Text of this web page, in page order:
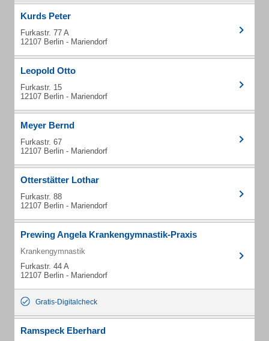
Kurds Peter
Furkastr. 77 A
12107 Berlin - Mariendorf
Leopold Otto
Furkastr. 15
12107 Berlin - Mariendorf
Meyer Bernd
Furkastr. 67
12107 Berlin - Mariendorf
Otterstätter Lothar
Furkastr. 88
12107 Berlin - Mariendorf
Prewing Angela Krankengymnastik-Praxis
Krankengymnastik
Furkastr. 44 A
12107 Berlin - Mariendorf
Gratis-Digitalcheck
Ramspeck Eberhard